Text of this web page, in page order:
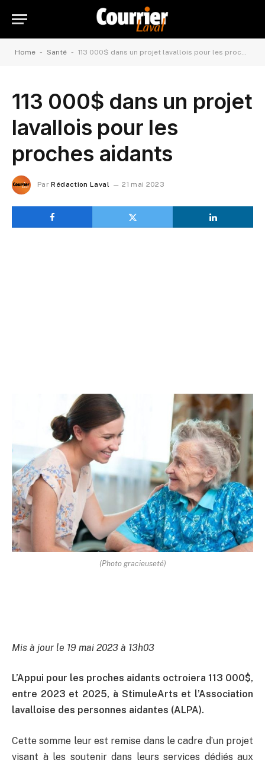
Home - Santé - 113 000$ dans un projet lavallois pour les proches aidants
113 000$ dans un projet
lavallois pour les
proches aidants
Par Rédaction Laval 21 mai 2023
(Photo gracieuseté)
Mis à jour le 19 mai 2023 à 13h03
L’Appui pour les proches aidants octroiera 113 000$,
entre 2023 et 2025, à StimuleArts et l’Association
lavalloise des personnes aidantes (ALPA).
Cette somme leur est remise dans le cadre d’un projet
visant à les soutenir dans leurs services dédiés aux